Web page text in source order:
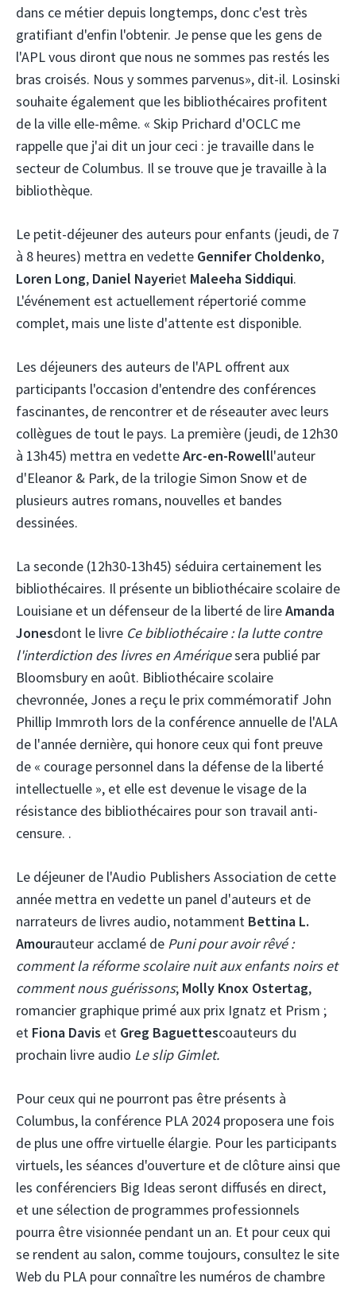
dans ce métier depuis longtemps, donc c'est très
gratifiant d'enfin l'obtenir. Je pense que les gens de
l'APL vous diront que nous ne sommes pas restés les
bras croisés. Nous y sommes parvenus», dit-il. Losinski
souhaite également que les bibliothécaires profitent
de la ville elle-même. « Skip Prichard d'OCLC me
rappelle que j'ai dit un jour ceci : je travaille dans le
secteur de Columbus. Il se trouve que je travaille à la
bibliothèque.
Le petit-déjeuner des auteurs pour enfants (jeudi, de 7
à 8 heures) mettra en vedette Gennifer Choldenko,
Loren Long, Daniel Nayeriet Maleeha Siddiqui.
L'événement est actuellement répertorié comme
complet, mais une liste d'attente est disponible.
Les déjeuners des auteurs de l'APL offrent aux
participants l'occasion d'entendre des conférences
fascinantes, de rencontrer et de réseauter avec leurs
collègues de tout le pays. La première (jeudi, de 12h30
à 13h45) mettra en vedetteArc-en-Rowelll'auteur
d'Eleanor & Park, de la trilogie Simon Snow et de
plusieurs autres romans, nouvelles et bandes
dessinées.
La seconde (12h30-13h45) séduira certainement les
bibliothécaires. Il présente un bibliothécaire scolaire de
Louisiane et un défenseur de la liberté de lireAmanda
Jonesdont le livre Ce bibliothécaire : la lutte contre
l'interdiction des livres en Amériquesera publié par
Bloomsbury en août. Bibliothécaire scolaire
chevronnée, Jones a reçu le prix commémoratif John
Phillip Immroth lors de la conférence annuelle de l'ALA
de l'année dernière, qui honore ceux qui font preuve
de « courage personnel dans la défense de la liberté
intellectuelle », et elle est devenue le visage de la
résistance des bibliothécaires pour son travail anti-
censure. .
Le déjeuner de l'Audio Publishers Association de cette
année mettra en vedette un panel d'auteurs et de
narrateurs de livres audio, notamment Bettina L.
Amourauteur acclamé de Puni pour avoir rêvé :
comment la réforme scolaire nuit aux enfants noirs et
comment nous guérissons; Molly Knox Ostertag,
romancier graphique primé aux prix Ignatz et Prism ;
et Fiona Davis et Greg Baguettescoauteurs du
prochain livre audio Le slip Gimlet.
Pour ceux qui ne pourront pas être présents à
Columbus, la conférence PLA 2024 proposera une fois
de plus une offre virtuelle élargie. Pour les participants
virtuels, les séances d'ouverture et de clôture ainsi que
les conférenciers Big Ideas seront diffusés en direct,
et une sélection de programmes professionnels
pourra être visionnée pendant un an. Et pour ceux qui
se rendent au salon, comme toujours, consultez le site
Web du PLA pour connaître les numéros de chambre